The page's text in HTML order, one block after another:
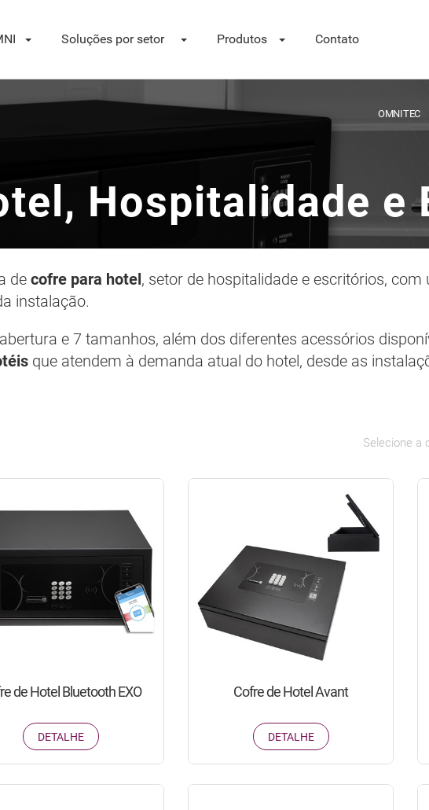
Soluções por setor Produtos Contato
Hospitalidade e
OMNITEC
de cofre para hotel, setor de hospitalidade e escritórios,
instalação.
e 7 tamanhos, além dos diferentes acessórios
que atendem à demanda atual do hotel, desde as
Selecione a
de Hotel Bluetooth EXO
DETALHE
Cofre de Hotel Avant
DETALHE